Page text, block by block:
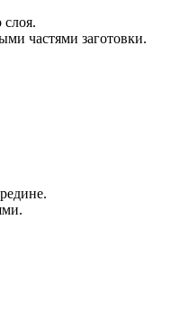
частями заготовки.